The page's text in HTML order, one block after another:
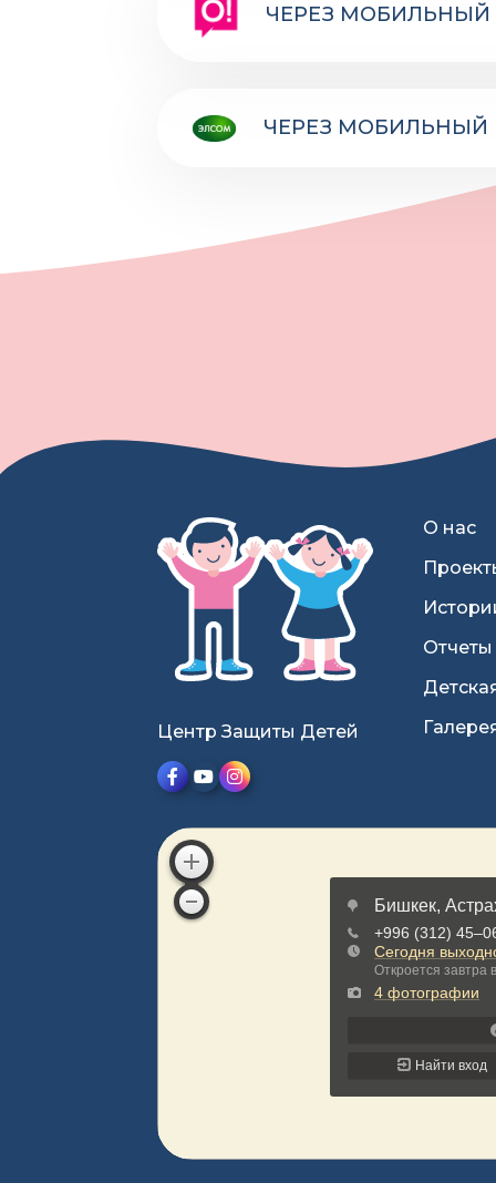
ЧЕРЕЗ МОБИЛЬНЫЙ
ЧЕРЕЗ
Центр Защиты Детей
О нас
Отчеты